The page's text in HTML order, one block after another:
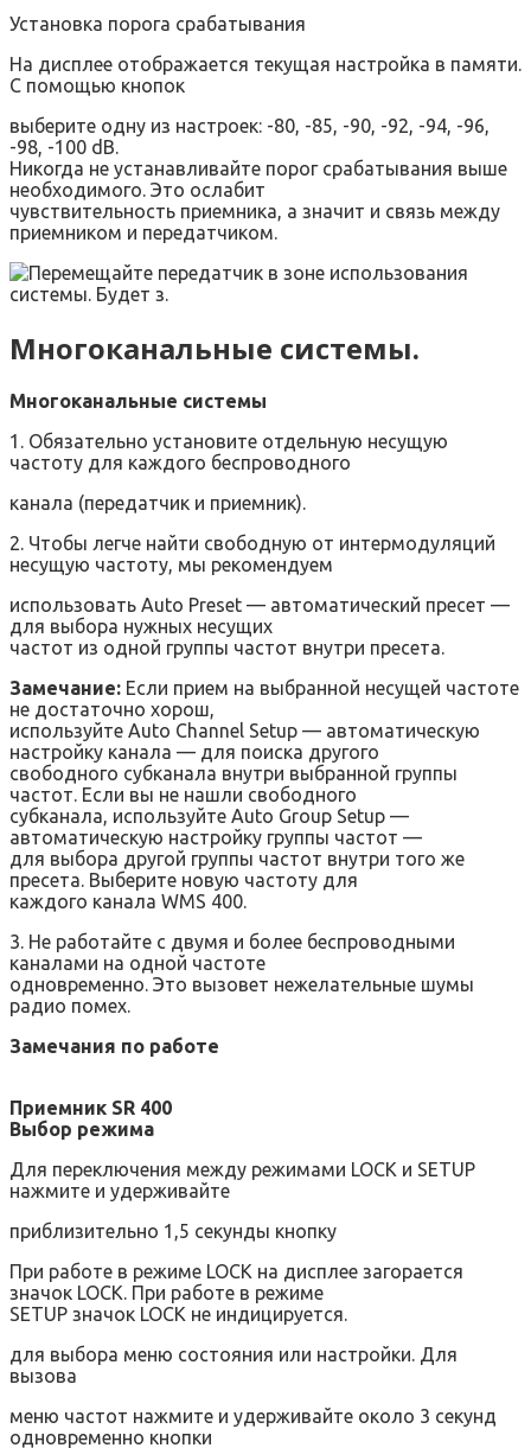
Установка порога срабатывания
На дисплее отображается текущая настройка в памяти.
С помощью кнопок
выберите одну из настроек: -80, -85, -90, -92, -94, -96,
-98, -100 dB.
Никогда не устанавливайте порог срабатывания выше
необходимого. Это ослабит
чувствительность приемника, а значит и связь между
приемником и передатчиком.
Многоканальные системы.
Многоканальные системы
1. Обязательно установите отдельную несущую
частоту для каждого беспроводного
канала (передатчик и приемник).
2. Чтобы легче найти свободную от интермодуляций
несущую частоту, мы рекомендуем
использовать Auto Preset — автоматический пресет —
для выбора нужных несущих
частот из одной группы частот внутри пресета.
Замечание: Если прием на выбранной несущей частоте
не достаточно хорош,
используйте Auto Channel Setup — автоматическую
настройку канала — для поиска другого
свободного субканала внутри выбранной группы
частот. Если вы не нашли свободного
субканала, используйте Auto Group Setup —
автоматическую настройку группы частот —
для выбора другой группы частот внутри того же
пресета. Выберите новую частоту для
каждого канала WMS 400.
3. Не работайте с двумя и более беспроводными
каналами на одной частоте
одновременно. Это вызовет нежелательные шумы
радио помех.
Замечания по работе
Приемник SR 400
Выбор режима
Для переключения между режимами LOCK и SETUP
нажмите и удерживайте
приблизительно 1,5 секунды кнопку
При работе в режиме LOCK на дисплее загорается
значок LOCK. При работе в режиме
SETUP значок LOCK не индицируется.
для выбора меню состояния или настройки. Для
вызова
меню частот нажмите и удерживайте около 3 секунд
одновременно кнопки